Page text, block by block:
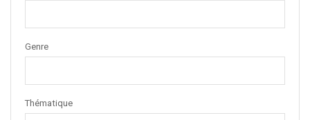
Genre
Thématique